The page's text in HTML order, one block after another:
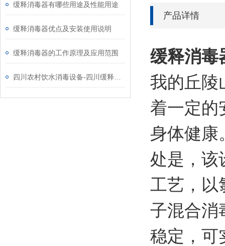
缓释消毒器有哪些用途及性能用途
缓释消毒器优点及安装使用说明
缓释消毒器的工作原理及应用范围
产品详情
缓释消毒
我的丘陵
着一定的
身体健康
处是，该
工艺，以
子混合消
稳定，可